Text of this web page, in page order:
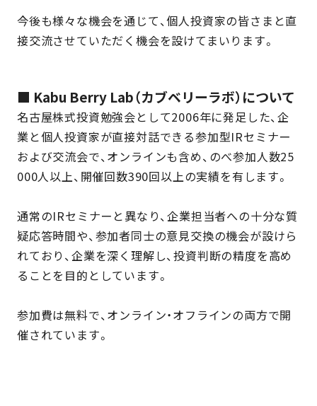
今後も様々な機会を通じて、個人投資家の皆さまと直
接交流させていただく機会を設けてまいります。
■ Kabu Berry Lab（カブベリーラボ）について
名古屋株式投資勉強会として2006年に発足した、企
業と個人投資家が直接対話できる参加型IRセミナー
および交流会で、オンラインも含め、のべ参加人数25
000人以上、開催回数390回以上の実績を有します。
通常のIRセミナーと異なり、企業担当者への十分な質
疑応答時間や、参加者同士の意見交換の機会が設けら
れており、企業を深く理解し、投資判断の精度を高め
ることを目的としています。
参加費は無料で、オンライン・オフラインの両方で開
催されています。